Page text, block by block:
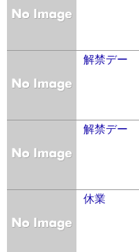
解禁デー
解禁デー
休業